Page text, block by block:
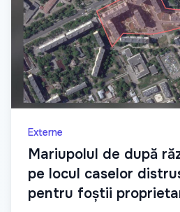
Externe
Mariupolul de după
pe locul caselor
pentru foștii